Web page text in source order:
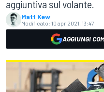
aggiuntiva sul volante.
Matt Kew
Modificato: 10 apr 2021, 13:47
AGGIUNGI